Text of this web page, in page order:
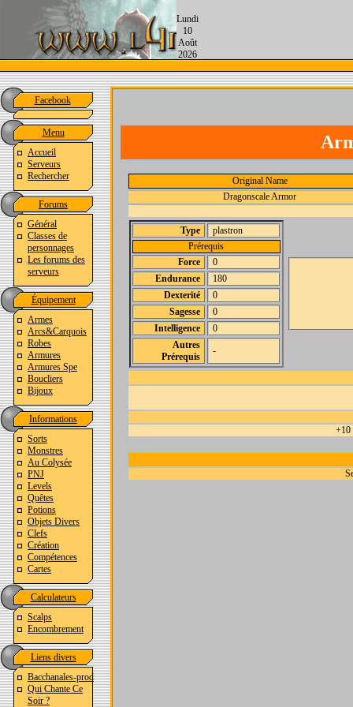
Lundi
10
Août
2026
Facebook
Menu
Accueil
Serveurs
Rechercher
Forums
Général
Classes de
personnages
Les forums des
serveurs
Équipement
Armes
Arcs&Carquois
Robes
Armures
Armures Spe
Boucliers
Bijoux
Informations
Sorts
Monstres
Au Colysée
PNJ
Levels
Quêtes
Potions
Objets Divers
Clefs
Création
Compétences
Cartes
Calculateurs
Scalps
Encombrement
Liens divers
Bacchanales-prod
Qui Chante Ce
Soir ?
Original Name
Dragonscale Armor
Type
plastron
Prérequis
Force
0
Endurance
180
Dexterité
0
Sagesse
0
Intelligence
0
Autres
Prérequis
-
+10